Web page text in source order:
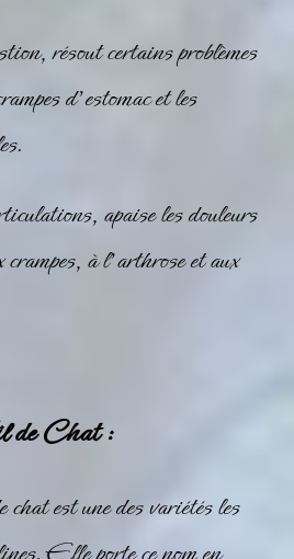
résout certains problèmes
d’estomac et les
apaise les douleurs
à l’arthrose et aux
Chat :
est une des variétés les